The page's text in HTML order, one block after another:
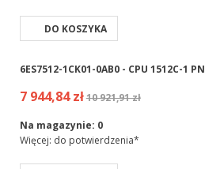
DO KOSZYKA
6ES7512-1CK01-0AB0 - CPU 1512C-1 PN
7 944,84 zł10 921,91 zł
Na magazynie: 0
Więcej: do potwierdzenia*